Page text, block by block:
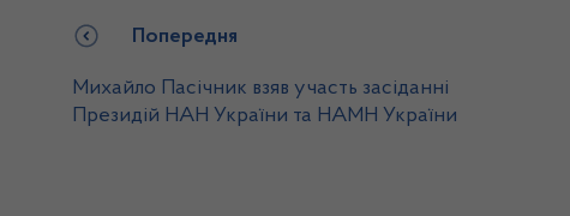
Попередня
Михайло Пасічник взяв участь засіданні
Президій НАН України та НАМН України